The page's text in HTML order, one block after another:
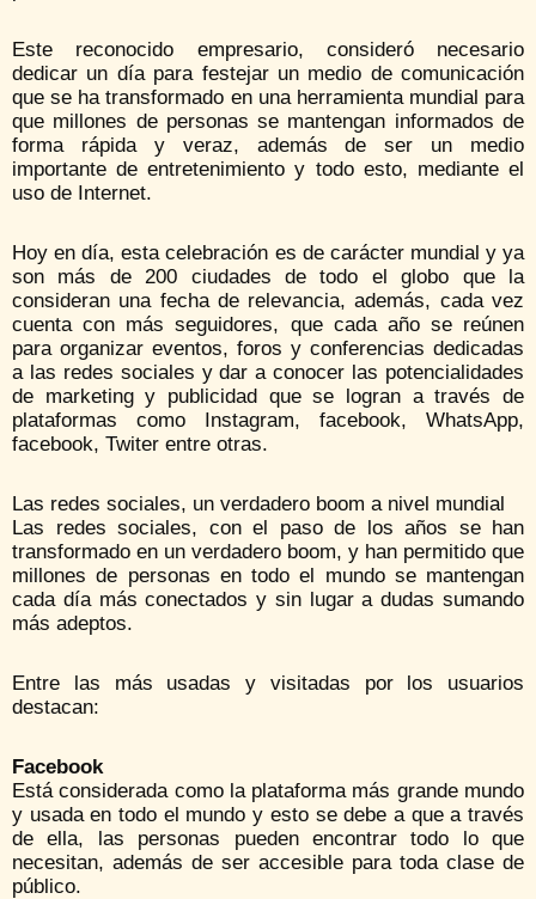
Este reconocido empresario, consideró necesario
dedicar un día para festejar un medio de comunicación
que se ha transformado en una herramienta mundial para
que millones de personas se mantengan informados de
forma rápida y veraz, además de ser un medio
importante de entretenimiento y todo esto, mediante el
uso de Internet.
Hoy en día, esta celebración es de carácter mundial y ya
son más de 200 ciudades de todo el globo que la
consideran una fecha de relevancia, además, cada vez
cuenta con más seguidores, que cada año se reúnen
para organizar eventos, foros y conferencias dedicadas
a las redes sociales y dar a conocer las potencialidades
de marketing y publicidad que se logran a través de
plataformas como Instagram, facebook, WhatsApp,
facebook, Twiter entre otras.
Las redes sociales, un verdadero boom a nivel mundial
Las redes sociales, con el paso de los años se han
transformado en un verdadero boom, y han permitido que
millones de personas en todo el mundo se mantengan
cada día más conectados y sin lugar a dudas sumando
más adeptos.
Entre las más usadas y visitadas por los usuarios
destacan:
Facebook
Está considerada como la plataforma más grande mundo
y usada en todo el mundo y esto se debe a que a través
de ella, las personas pueden encontrar todo lo que
necesitan, además de ser accesible para toda clase de
público.